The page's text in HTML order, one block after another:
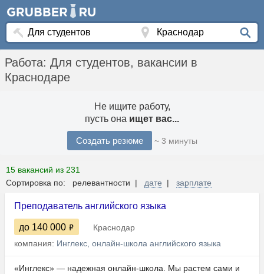
Работа: Для студентов, вакансии в
Краснодаре
Не ищите работу,
пусть она ищет вас...
Создать резюме ~ 3 минуты
15 вакансий из 231
Сортировка по: релевантности | дате | зарплате
Преподаватель английского языка
до 140 000
Краснодар
компания: Инглекс, онлайн-школа английского языка
«Инглекс» — надежная онлайн-школа. Мы растем сами и